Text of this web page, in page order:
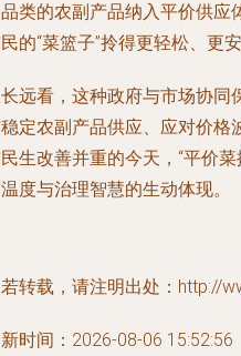
类的农副产品纳入平价供应
的“菜篮子”拎得更轻松、更安
远看，这种政府与市场协同
定农副产品供应、应对价格
生改善并重的今天，“平价
度与治理智慧的生动体现。
转载，请注明出处：http://
时间：2026-08-06 15:52:56